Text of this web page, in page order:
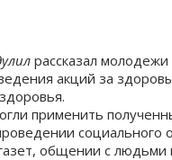
рассказал молодежи
акций за
применить
социального
общении с людьми